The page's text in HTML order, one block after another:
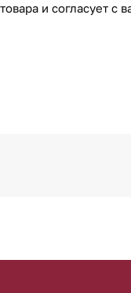
и согласует с